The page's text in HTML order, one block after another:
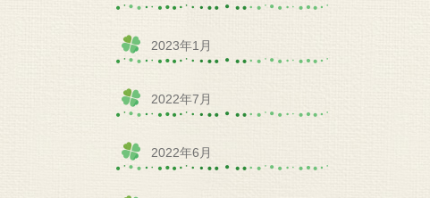
2023年1月
2022年7月
2022年6月